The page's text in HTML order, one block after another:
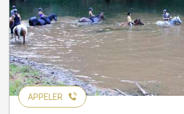
APPELER